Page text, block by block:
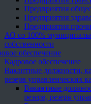
Предприятия
Предприятия
Предприятия
АО со 100%
собственности
обеспечение
Кадровое обеспечение
Вакантные должности,
резерв управленческих
Вакантные
резерв, резерв